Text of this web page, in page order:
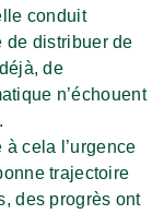
conduit
de distribuer de
de
n’échouent
cela l’urgence
trajectoire
des progrès ont